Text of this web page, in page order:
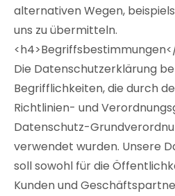
alternativen Wegen,
uns zu übermitteln.
Die Datenschutzerklärung
Begrifflichkeiten, die durch
Richtlinien- und
Datenschutz-
verwendet wurden. Unsere
soll sowohl für die
Kunden und